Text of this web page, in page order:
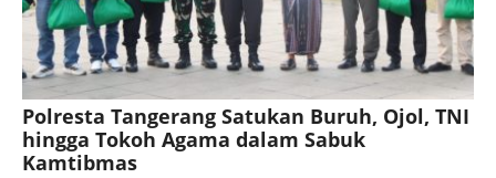
Polresta Tangerang Satukan Buruh, Ojol, TNI
hingga Tokoh Agama dalam Sabuk
Kamtibmas